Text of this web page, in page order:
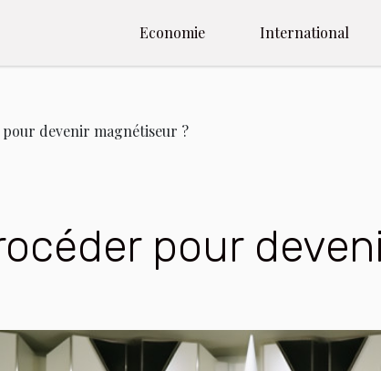
Economie International
devenir magnétiseur ?
pour